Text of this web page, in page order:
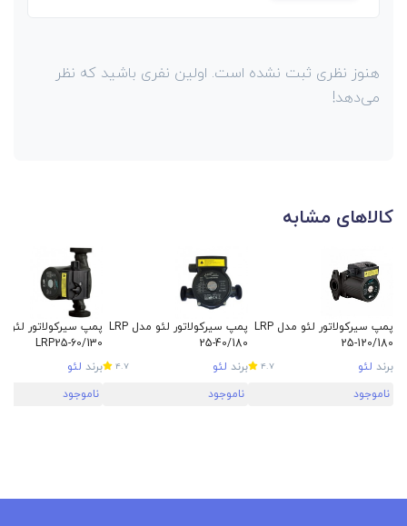
هنوز نظری ثبت نشده است. اولین نفری باشید که نظر
می‌دهد!
کالاهای مشابه
پمپ سیرکولاتور لئو مدل LRP
25-120/180
برند لئو 4.7
ناموجود
پمپ سیرکولاتور لئو مدل LRP
25-40/180
برند لئو 4.7
ناموجود
پمپ سیرکولاتور لئو
LRP25-60/130
برند لئو
ناموجود